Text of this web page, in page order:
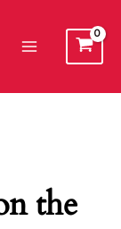
the